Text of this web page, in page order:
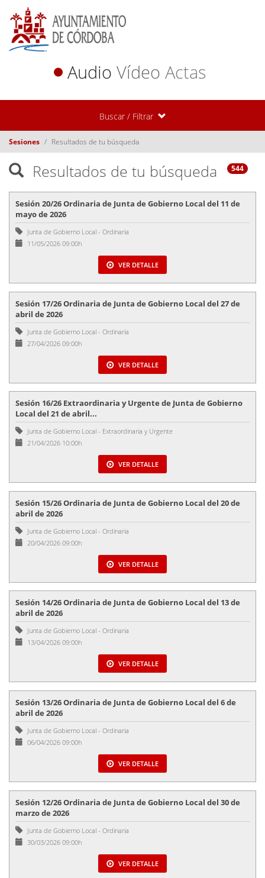
Audio Vídeo Actas
Buscar / Filtrar
Sesiones Resultados de tu búsqueda
Resultados de tu búsqueda 544
Sesión 20/26 Ordinaria de Junta de Gobierno Local del 11 de
mayo de 2026
Junta de Gobierno Local - Ordinaria
11/05/2026 09:00h
VER DETALLE
Sesión 17/26 Ordinaria de Junta de Gobierno Local del 27 de
abril de 2026
Junta de Gobierno Local - Ordinaria
27/04/2026 09:00h
VER DETALLE
Sesión 16/26 Extraordinaria y Urgente de Junta de Gobierno
Local del 21 de abril...
Junta de Gobierno Local - Extraordinaria y Urgente
21/04/2026 10:00h
VER DETALLE
Sesión 15/26 Ordinaria de Junta de Gobierno Local del 20 de
abril de 2026
Junta de Gobierno Local - Ordinaria
20/04/2026 09:00h
VER DETALLE
Sesión 14/26 Ordinaria de Junta de Gobierno Local del 13 de
abril de 2026
Junta de Gobierno Local - Ordinaria
13/04/2026 09:00h
VER DETALLE
Sesión 13/26 Ordinaria de Junta de Gobierno Local del 6 de
abril de 2026
Junta de Gobierno Local - Ordinaria
06/04/2026 09:00h
VER DETALLE
Sesión 12/26 Ordinaria de Junta de Gobierno Local del 30 de
marzo de 2026
Junta de Gobierno Local - Ordinaria
30/03/2026 09:00h
VER DETALLE